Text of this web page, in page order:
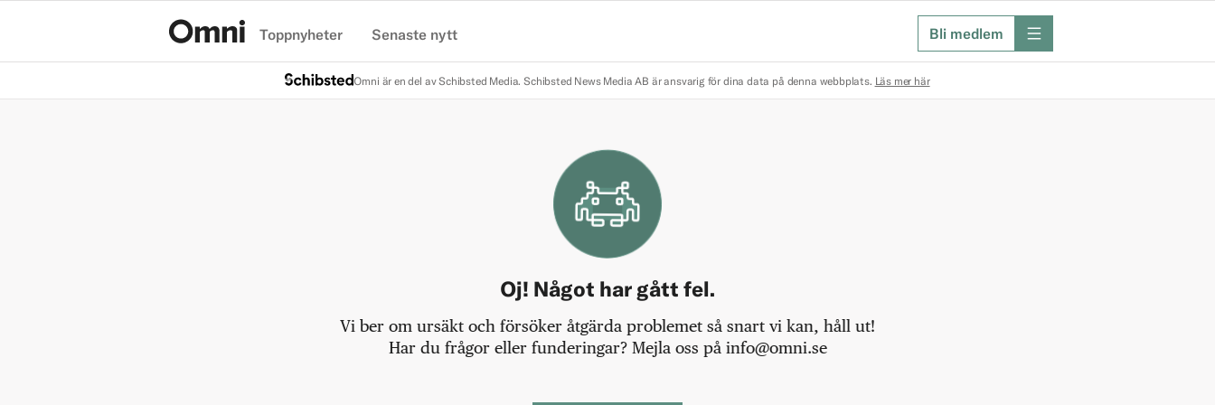
Toppnyheter Senaste nytt Bli medlem meny
Omni är en del av Schibsted Media. Schibsted News Media AB är ansvarig för dina data på denna webbplats. Läs mer här
Oj! Något har gått fel.
Vi ber om ursäkt och försöker åtgärda problemet så snart vi kan, håll ut!
Har du frågor eller funderingar? Mejla oss på info@omni.se